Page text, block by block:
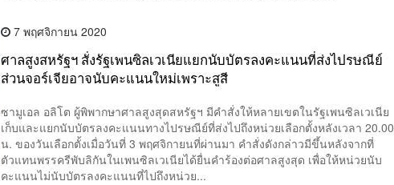
7 พฤศจิกายน 2020
ศาลสูงสหรัฐฯ สั่งรัฐเพนซิลเวเนียแยกนับบัตรลงคะแนนที่ส่งไปรษณีย์
ส่วนจอร์เจียอาจนับคะแนนใหม่เพราะสูสี
ซามูเอล อลิโต ผู้พิพากษาศาลสูงสุดสหรัฐฯ มีคำสั่งให้หลายเขตในรัฐเพนซิลเวเนีย
เก็บและแยกนับบัตรลงคะแนนทางไปรษณีย์ที่ส่งไปถึงหน่วยเลือกตั้งหลังเวลา 20.00
น. ของวันเลือกตั้งเมื่อวันที่ 3 พฤศจิกายนที่ผ่านมา คำสั่งดังกล่าวมีขึ้นหลังจากที่
ตัวแทนพรรครีพับลิกันในเพนซิลเวเนียได้ยื่นคำร้องต่อศาลสูงสุด เพื่อให้หน่วยนับ
คะแนนไม่นับบัตรลงคะแนนที่ไปถึงหน่วย...